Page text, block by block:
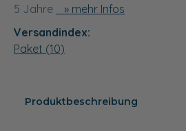
5 Jahre
» mehr Infos
Versandindex:
Paket (10)
Produktbeschreibung